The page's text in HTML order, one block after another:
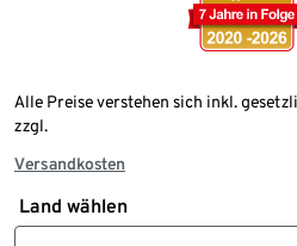
Alle Preise verstehen sich inkl.
zzgl.
Versandkosten
Land wählen